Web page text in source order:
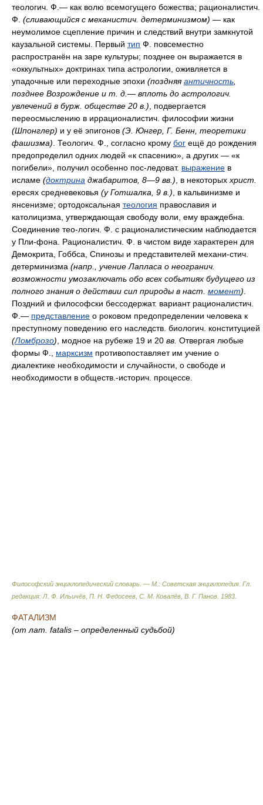
теологич. Ф.— как волю всемогущего божества; рационалистич.
Ф. (сливающийся с механистич. детерминизмом) — как
неумолимое сцепление причин и следствий внутри замкнутой
каузальной системы. Первый тип Ф. повсеместно
распространён на заре культуры; позднее он выражается в
«оккультных» доктринах типа астрологии, оживляется в
упадочные или переходные эпохи (поздняяантичность
позднее Возрождение и т. д.— вплоть до астрологич.
увлечений в бурж. обществе 20 в. ) , подвергается
переосмыслению в иррационалистич. философии жизни
(Шпонглер) и у её эпигонов (Э. Юнгер, Г. Бенн, теоретики
фашизма) . Теологич. Ф., согласно крому бог ещё до рождения
предопределил одних людей «к спасению», а других — «к
погибели», получил особенно пос-ледоват. выражение в
исламе (доктрина джабаритов, 8—9 вв. ) , в некоторых христ.
ересях средневековья (у Готшалка, 9 в. ) , в кальвинизме и
янсенизме; ортодоксальная теология православия и
католицизма, утверждающая свободу воли, ему враждебна.
Соединение тео-логич. Ф. с рационалистическим наблюдается
у Пли-фона. Рационалистич. Ф. в чистом виде характерен для
Демокрита, Гоббса, Спинозы и представителей механи-стич.
детерминизма (напр., учение Лапласа о неогранич.
возможности умозаключать обо всех событиях будущего из
полного знания о действии сил природы в наст. момент)
Поздний и философски бессодержат. вариант рационалистич.
Ф.— представление о роковом предопределении человека к
преступному поведению его наследств. биологич. конституцией
(Ломброзо) , модное на рубеже 19 и 20 вв. Отвергая любые
формы Ф., марксизм противопоставляет им учение о
диалектике необходимости и случайности, о свободе и
необходимости в обществ.-историч. процессе.
Философский энциклопедический словарь. — М.: Советская энциклопедия Гл.
редакция: Л. Ф. Ильичёв, П. Н. Федосеев, С. М. Ковалёв, В. Г. Панов 1983
ФАТАЛИЗМ
(от лат. fatalis – определенный судьбой)